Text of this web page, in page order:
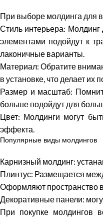
При выборе молдинга для
Стиль интерьера:
элементами подойдут к
лаконичные варианты.
Материал: Обратите
в установке, что делает
Размер и масштаб:
больше подойдут для
Цвет: Молдинги могут
эффекта.
Популярные виды молдингов
Карнизный молдинг:
Плинтус: Размещается
Оформляют пространство
Декоративные панели:
При покупке молдингов